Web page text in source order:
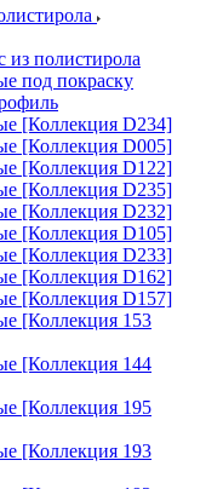
полистирола
под покраску
[Коллекция D234]
[Коллекция D005]
[Коллекция D122]
[Коллекция D235]
[Коллекция D232]
[Коллекция D105]
[Коллекция D233]
[Коллекция D162]
[Коллекция D157]
[Коллекция 153
[Коллекция 144
[Коллекция 195
[Коллекция 193